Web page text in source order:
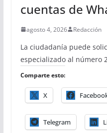
cuentas de
agosto 4, 2026 Redacción
La ciudadanía puede
especializado al número
Comparte esto:
X
Telegram